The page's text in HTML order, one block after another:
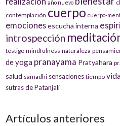
año nuevo
contemplación cuerpo cuerpo-
emocionesescucha interna
introspección
testigo mindfulness naturaleza
de yoga pranayama Pratyahara
salud samadhi sensaciones tiempo
sutras de Patanjali
Artículos anteriores